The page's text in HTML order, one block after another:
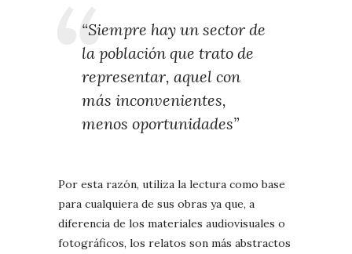
“Siempre hay un sector de
la población que trato de
representar, aquel con
más inconvenientes,
menos oportunidades”
Por esta razón, utiliza la lectura como base
para cualquiera de sus obras ya que, a
diferencia de los materiales audiovisuales o
fotográficos, los relatos son más abstractos